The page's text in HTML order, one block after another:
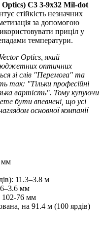
C3 3-9x32 Mil-dot
стійкість незначних
за допомогою
приціл у
температури.
Optics, який
бюджетних оптичних
зі слів "Перемога" та
так: "Тільки професійні
вартість". Тому купуючи
бути впевнені, що усі
основної компанії
мм
11.3–3.8 м
мм
102-76 мм
на 91.4 м (100 ярдів)